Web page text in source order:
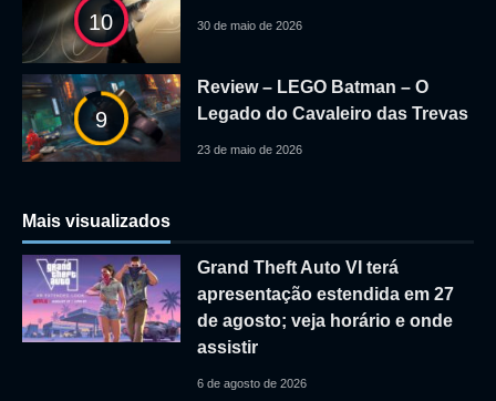
10 30 de maio de 2026
9
Review – LEGO Batman – O
Legado do Cavaleiro das Trevas
23 de maio de 2026
Mais visualizados
Grand Theft Auto VI terá
apresentação estendida em 27
de agosto; veja horário e onde
assistir
6 de agosto de 2026